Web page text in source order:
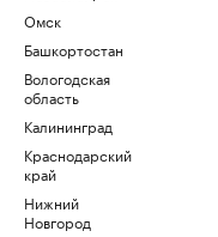
Омск
Башкортостан
Вологодская
область
Калининград
Краснодарский
край
Нижний
Новгород